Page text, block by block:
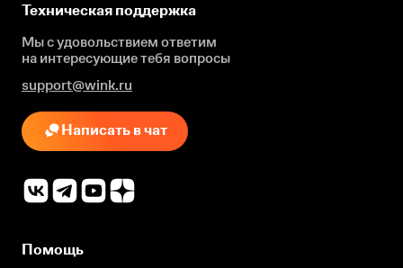
Техническая поддержка
Мы с удовольствием ответим
на интересующиетебя вопросы
support@wink.ru
Написать в чат
Помощь